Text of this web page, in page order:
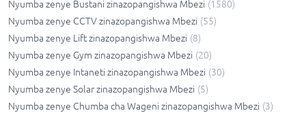
Nyumba zenye Bustani zinazopangishwa Mbezi (1580)
Nyumba zenye CCTV zinazopangishwa Mbezi (55)
Nyumba zenye Lift zinazopangishwa Mbezi (8)
Nyumba zenye Gym zinazopangishwa Mbezi (20)
Nyumba zenye Intaneti zinazopangishwa Mbezi (30)
Nyumba zenye Solar zinazopangishwa Mbezi (5)
Nyumba zenye Chumba cha Wageni zinazopangishwa Mbezi (3)